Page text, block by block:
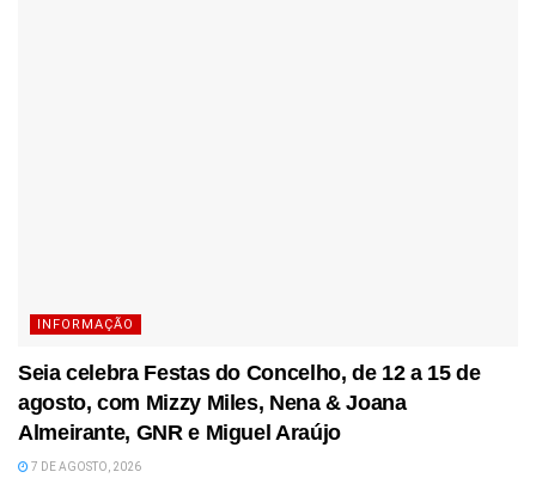
INFORMAÇÃO
Seia celebra Festas do Concelho, de 12 a 15 de
agosto, com Mizzy Miles, Nena & Joana
Almeirante, GNR e Miguel Araújo
7 DE AGOSTO, 2026